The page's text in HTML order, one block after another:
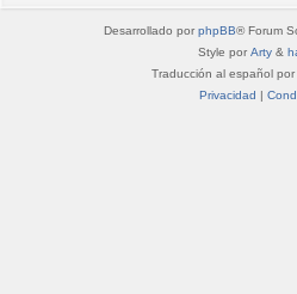
Desarrollado por phpBB® Forum
Style por Arty &
Traducción al español por
Privacidad |